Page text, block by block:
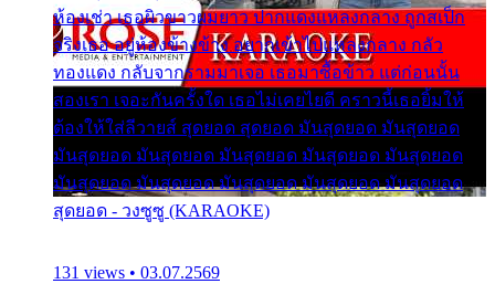
ห้องเช่า เธอผิวขาวผมยาว ปากแดงแหลงกลาง ถูกสเป็ก
จริงเธอ อยู่ห้องข้างข้าง อยากเข้าไปแหลงกลาง กลัว
ทองแดง กลับจากรามมาเจอ เธอมาซื้อข้าว แต่ก่อนนั้น
สองเรา เจอะกันครั้งใด เธอไม่เคยไยดี คราวนี้เธอยิ้มให้
ต้องให้ใส่ลีวายส์ สุดยอด สุดยอด มันสุดยอด มันสุดยอด
มันสุดยอด มันสุดยอด มันสุดยอด มันสุดยอด มันสุดยอด
มันสุดยอด มันสุดยอด มันสุดยอด มันสุดยอด มันสุดยอด
สุดยอด - วงซูซู (KARAOKE)
131 views • 03.07.2569